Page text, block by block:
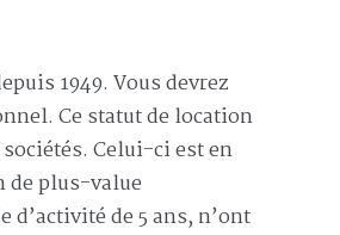
1949. Vous devrez
Ce statut de location
Celui-ci est en
de plus-value
de 5 ans, n’ont